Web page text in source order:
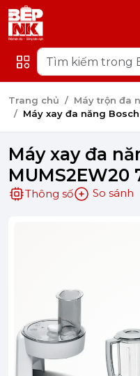
Trang chủ
Máy trộn đa
Máy xay đa năng
Máy xay đa
MUMS2EW20
Thông số So sánh